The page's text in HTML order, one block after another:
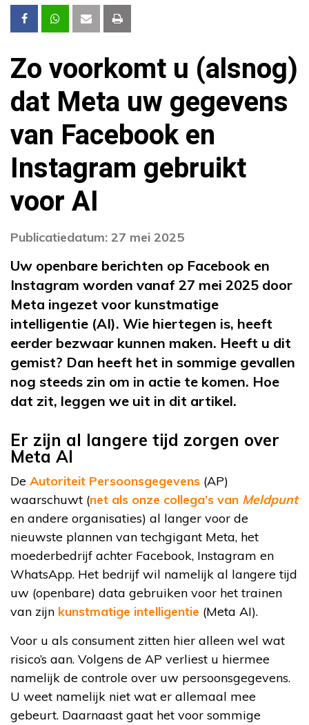
Zo voorkomt u (alsnog)
dat Meta uw gegevens
van Facebook en
Instagram gebruikt
voor AI
Publicatiedatum: 27 mei 2025
Uw openbare berichten op Facebook en
Instagram worden vanaf 27 mei 2025 door
Meta ingezet voor kunstmatige
intelligentie (AI). Wie hiertegen is, heeft
eerder bezwaar kunnen maken. Heeft u dit
gemist? Dan heeft het in sommige gevallen
nog steeds zin om in actie te komen. Hoe
dat zit, leggen we uit in dit artikel.
Er zijn al langere tijd zorgen over
Meta AI
De Autoriteit Persoonsgegevens (AP)
waarschuwt (net als onze collega’s van Meldpunt
en andere organisaties) al langer voor de
nieuwste plannen van techgigant Meta, het
moederbedrijf achter Facebook, Instagram en
WhatsApp. Het bedrijf wil namelijk al langere tijd
uw (openbare) data gebruiken voor het trainen
van zijn kunstmatige intelligentie (Meta AI).
Voor u als consument zitten hier alleen wel wat
risico’s aan. Volgens de AP verliest u hiermee
namelijk de controle over uw persoonsgegevens.
U weet namelijk niet wat er allemaal mee
gebeurt. Daarnaast gaat het voor sommige